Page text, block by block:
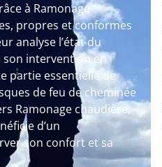
à Ramonage
propres et conformes
analyse l’état du
son intervention en
partie essentielle de
de feu de cheminée
Ramonage chaudière,
d’un
son confort et sa